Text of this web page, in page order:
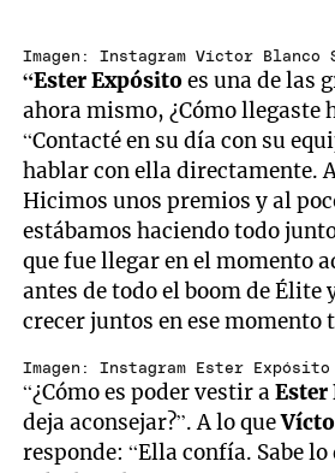
Imagen: Instagram Víctor Blanco
“Ester Expósitoes una de las
ahora mismo, ¿Cómo llegaste
“Contacté en su día con su
hablar con ella directamente.
Hicimos unos premios y al
estábamos haciendo todo
que fue llegar en el momento
antes de todo el boom de Élite
crecer juntos en ese momento
Imagen: Instagram Ester Expósito
“¿Cómo es poder vestir aEster
deja aconsejar?”. A lo que
responde: “Ella confía. Sabe lo